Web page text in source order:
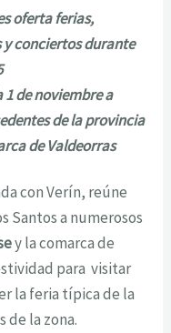
oferta ferias,
y conciertos durante
de noviembre a
de la provincia
de Valdeorras
con Verín, reúne
Santos a numerosos
y la comarca de
para visitar
la feria típica de la
de la zona.